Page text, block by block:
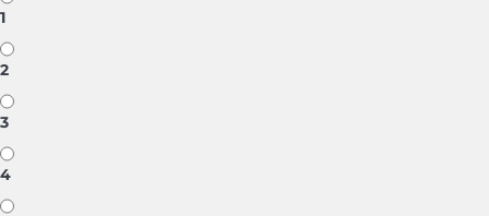
1
2
3
4